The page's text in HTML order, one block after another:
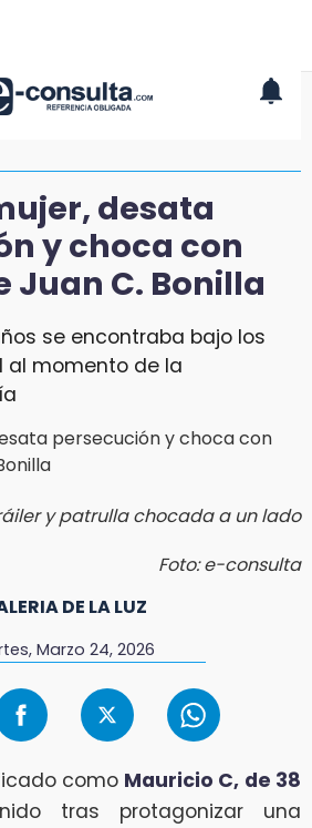
desata
y choca con
Juan C. Bonilla
se encontraba bajo los
al momento de la
y patrulla chocada a un lado
Foto: e-consulta
DE LA LUZ
Marzo 24, 2026
como Mauricio C, de 38
tras protagonizar una